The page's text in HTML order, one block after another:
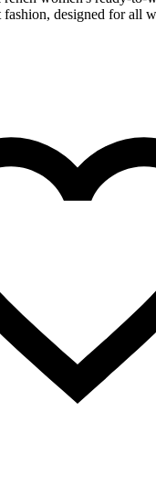
fashion, designed for all